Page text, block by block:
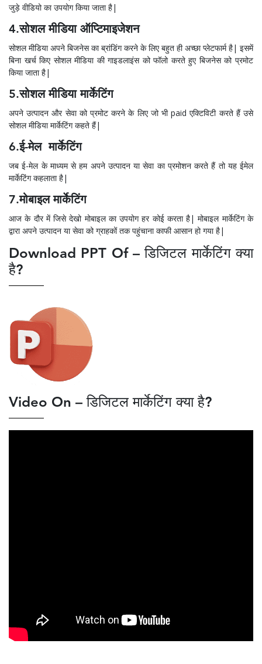
जुड़े वीडियो का उपयोग किया जाता है|
4.सोशल मीडिया ऑप्टिमाइजेशन
सोशल मीडिया अपने बिजनेस का ब्रांडिंग करने के लिए बहुत ही अच्छा प्लेटफार्म है| इसमें
बिना खर्च किए सोशल मीडिया की गाइडलाइंस को फॉलो करते हुए बिजनेस को प्रमोट
किया जाता है|
5.सोशल मीडिया मार्केटिंग
अपने उत्पादन और सेवा को प्रमोट करने के लिए जो भी paid एक्टिविटी करते हैं उसे
सोशल मीडिया मार्केटिंग कहते हैं|
6.ई-मेल मार्केटिंग
जब ई-मेल के माध्यम से हम अपने उत्पादन या सेवा का प्रमोशन करते हैं तो यह ईमेल
मार्केटिंग कहलाता है|
7.मोबाइल मार्केटिंग
आज के दौर में जिसे देखो मोबाइल का उपयोग हर कोई करता है| मोबाइल मार्केटिंग के
द्वारा अपने उत्पादन या सेवा को ग्राहकों तक पहुंचाना काफी आसान हो गया है|
Download PPT Of – डिजिटल मार्केटिंग क्या
है?
Video On – डिजिटल मार्केटिंग क्या है?